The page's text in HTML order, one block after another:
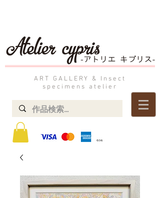
ART GALLERY & Insect
specimens atelier